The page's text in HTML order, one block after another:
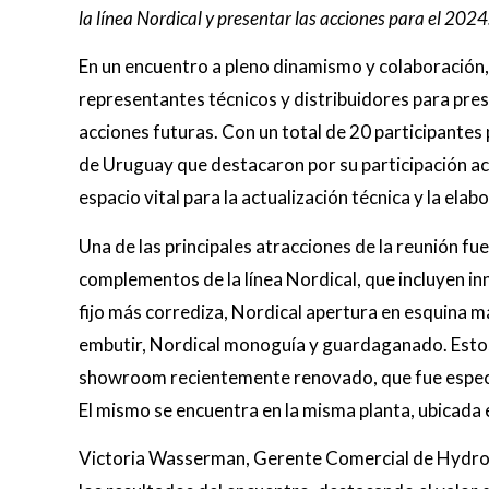
la línea Nordical y presentar las acciones para el
En un encuentro a pleno dinamismo y
representantes técnicos y distribuidores para
acciones futuras. Con un total de 20
de Uruguay que destacaron por su participación
espacio vital para la actualización técnica y la
Una de las principales atracciones de la reunión
complementos de la línea Nordical, que incluyen
fijo más corrediza, Nordical apertura en esquina
embutir, Nordical monoguía y guardaganado.
showroom recientemente renovado, que fue
El mismo se encuentra en la misma planta,
Victoria Wasserman, Gerente Comercial de